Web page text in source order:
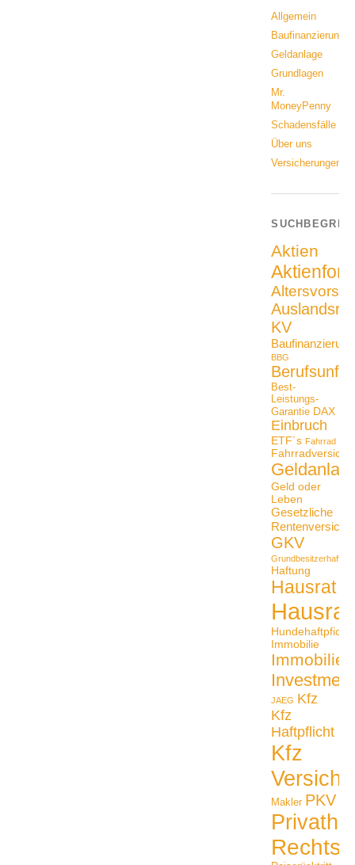
Allgemein
Baufinanzierung
Geldanlage
Grundlagen
Mr.
MoneyPenny
Schadensfälle
Über uns
Versicherungen
Aktien
KV
Baufinanzierung
BBG
Best-
Leistungs-
Garantie DAX
Einbruch
ETF´s Fahrrad
Geld oder
Leben
Gesetzliche
GKV
Haftung
Hausrat
Hundehaftpficht
Immobilie
JAEG Kfz
Kfz
Haftpflicht
Kfz
Makler PKV